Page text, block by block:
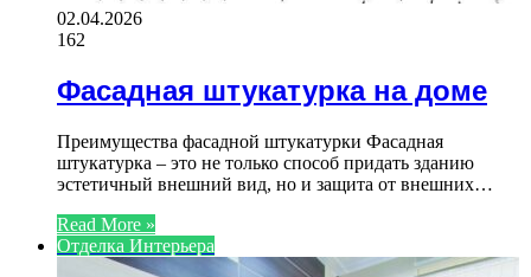
02.04.2026
162
Фасадная штукатурка на доме
Преимущества фасадной штукатурки Фасадная
штукатурка – это не только способ придать зданию
эстетичный внешний вид, но и защита от внешних…
Read More »
Отделка Интерьера